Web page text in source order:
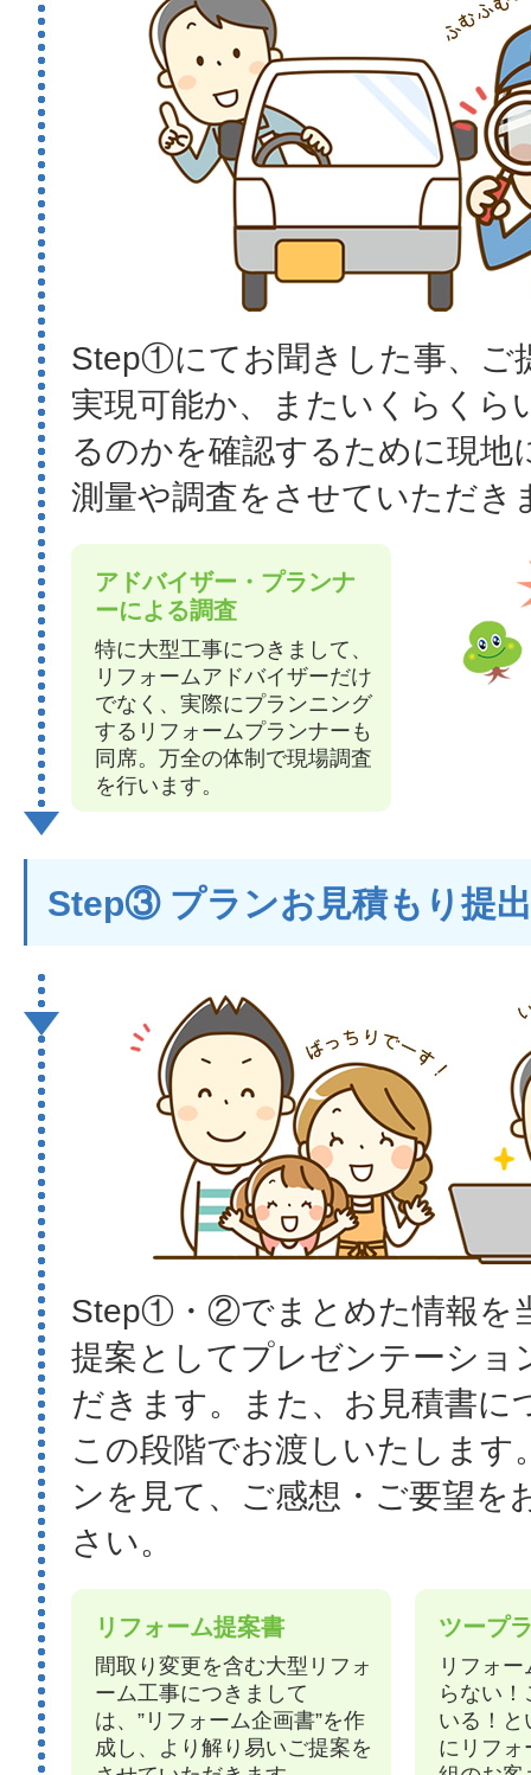
Step①にてお聞きした事、ご
実現可能か、またいくらくら
るのかを確認するために現地
測量や調査をさせていただき
アドバイザー・プランナ
ーによる調査
特に大型工事につきまして、
リフォームアドバイザーだけ
でなく、実際にプランニング
するリフォームプランナーも
同席。万全の体制で現場調査
を行います。
Step③ プランお見積もり提出
Step①・②でまとめた情報を
提案としてプレゼンテーショ
だきます。また、お見積書に
この段階でお渡しいたします
ンを見て、ご感想・ご要望を
さい。
リフォーム提案書
間取り変更を含む大型リフォ
ーム工事につきまして
は、”リフォーム企画書”を作
成し、より解り易いご提案を
ツープ
リフォ
らない
いる！と
にリフォ